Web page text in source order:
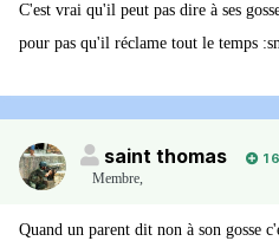
C'est vrai qu'il peut pas dire à ses
pour pas qu'il réclame tout le temps
saint thomas
1
Membre,
Quand un parent dit non à son gosse